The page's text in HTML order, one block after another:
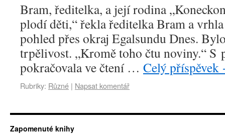
Bram, ředitelka, a její rodina
plodí děti,“ řekla ředitelka Bram a
pohled přes okraj Egalsundu Dnes.
trpělivost. „Kromě toho čtu noviny.“ S
pokračovala ve čtení … Celý příspěvek
Rubriky: Různé | Napsat komentář
Zapomenuté knihy